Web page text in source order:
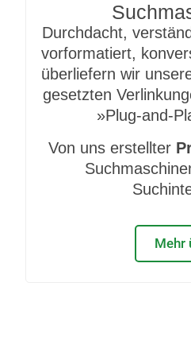
Durchdacht,
vorformatiert,
überliefern wir
gesetzten
»Plug-and-
Von uns erstellter
Mehr